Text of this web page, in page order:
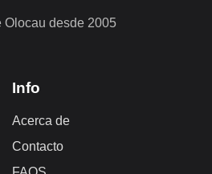
Olocau desde 2005
Info
Acerca de
Contacto